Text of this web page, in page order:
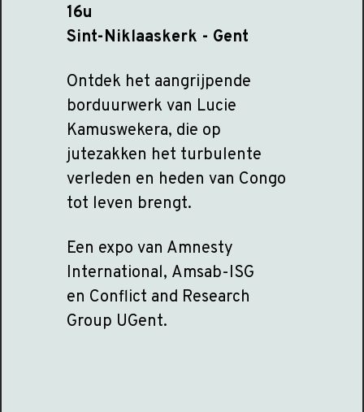
16u
Sint-Niklaaskerk - Gent
Ontdek het aangrijpende
borduurwerk van Lucie
Kamuswekera, die op
jutezakken het turbulente
verleden en heden van Congo
tot leven brengt.
Een expo van Amnesty
International, Amsab-ISG
en Conflict and Research
Group UGent.